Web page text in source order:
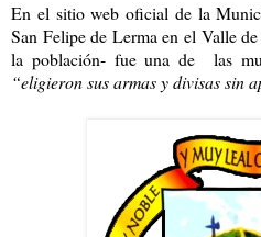
En el sitio web oficial de la
San Felipe de Lerma en el Valle
la población- fue una de las
“eligieron sus armas y divisas sin